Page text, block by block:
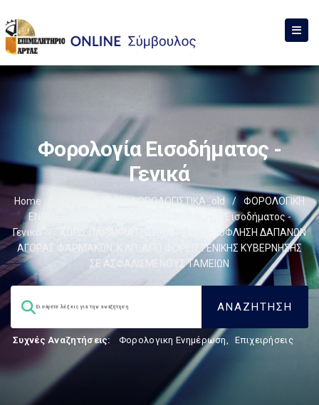
Φορολογία Εισοδήματος -
Γενικά
Home ΦΟΡΟΛΟΓΙΣΤΙΚΑ_old /
ΦΟΡΟΛΟΓΙΚΗ
ΕΝΗΜΕΡΩΣΗ
Φορολογία Εισοδήματος -
Γενικά
ΧΩΡΙΣ ΠΑΡΑΚΡΑΤΗΣΗ ΦΟΡΟΥ Η ΕΞΟΦΛΗΣΗ ΔΑΠΑΝΩΝ
ΑΓΟΡΑΣ ΦΑΡΜΑΚΩΝ, Κ.ΛΠ. ΑΠΟ ΦΟΡΕΙΣ ΓΕΝΙΚΗΣ ΚΥΒΕΡΝΗΣΗΣ
ΣΕ ΑΣΦΑΛΙΣΜΕΝΟΥΣ ΤΑΜΕΙΩΝ
Συχνές Αναζητήσεις: Φορολογικη Ενημέρωση, Επιχειρήσεις